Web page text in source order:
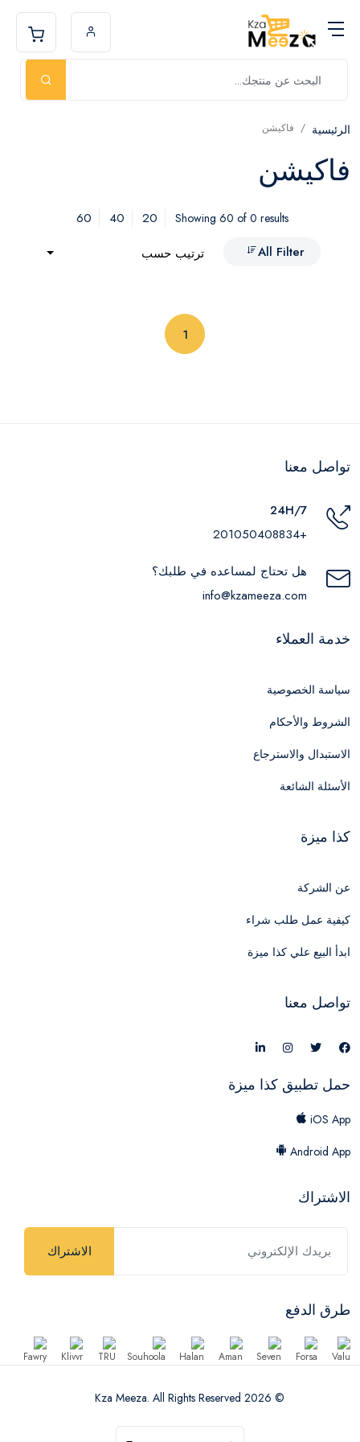
الرئيسية فاكيشن
فاكيشن
Showing 60 of 0 results
20
40
60
All Filter
ترتيب حسب
1
تواصل معنا
24H/7
+201050408834
هل تحتاج لمساعده في طلبك؟
info@kzameeza.com
خدمة العملاء
سياسة الخصوصية
الشروط والأحكام
الاستبدال والاسترجاع
الأسئلة الشائعة
كذا ميزة
عن الشركة
كيفية عمل طلب شراء
ابدأ البيع علي كذا ميزة
تواصل معنا
حمل تطبيق كذا ميزة
iOS App
Android App
الاشتراك
الاشتراك
طرق الدفع
© 2026 Kza Meeza. All Rights Reserved